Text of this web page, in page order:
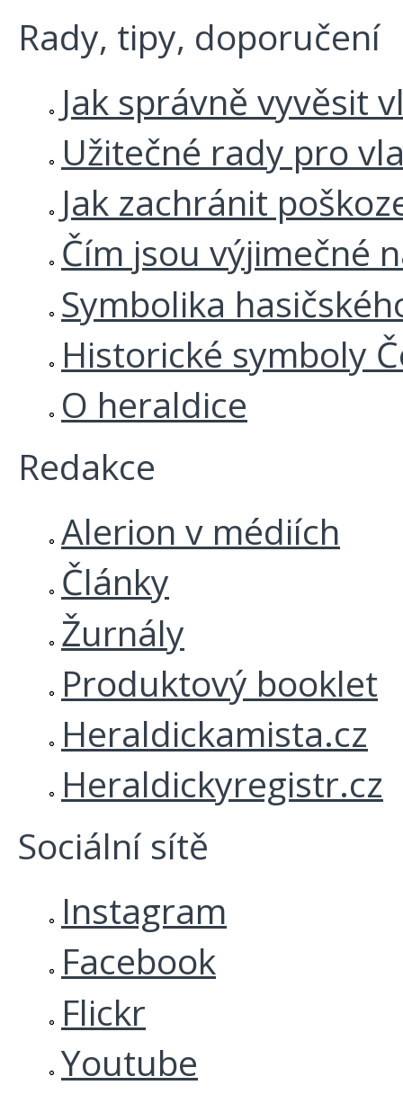
Rady, tipy, doporučení
Jak správně vyvěsit
Užitečné rady pro
Jak zachránit
Čím jsou výjimečné
Symbolika
Historické symboly
O heraldice
Redakce
Alerion v médiích
Články
Žurnály
Produktový booklet
Heraldickamista.cz
Heraldickyregistr.cz
Sociální sítě
Instagram
Facebook
Flickr
Youtube